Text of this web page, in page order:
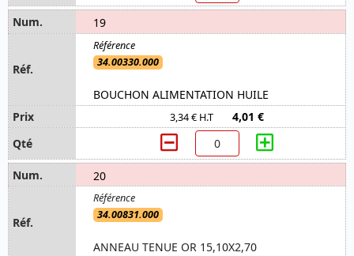
19
34.00330.000
BOUCHON ALIMENTATION HUILE
3,34 € H.T 4,01 €
20
34.00831.000
ANNEAU TENUE OR 15,10X2,70